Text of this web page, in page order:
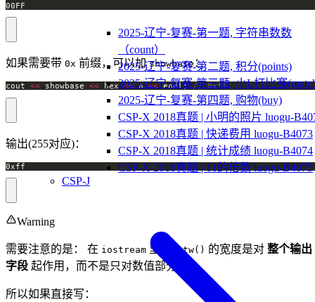
2025-辽宁-复赛-第一题, 字符串数数
（count）
2025-辽宁-复赛-第二题, 积分(points)
2025-辽宁-复赛-第三题, 小L打比赛
2025-辽宁-复赛-第四题, 购物(buy)
CSP-X 2018真题 | 小明的照片 luogu-
CSP-X 2018真题 | 快递费用 luogu-B4073
CSP-X 2018真题 | 统计成绩 luogu-B4074
CSP-X 2018真题 | 11的倍数 luogu-B4075
CSP-J
00FF
如果需要带 0x 前缀，可以加showbase ：
cout << showbase << hex << n << endl;
输出(255对应)：
0xff
Warning
需要注意的是： 在 iostream 里， setw() 的宽度是对 整个输出
字段 起作用，而不是只对数值部分。
所以如果直接写：